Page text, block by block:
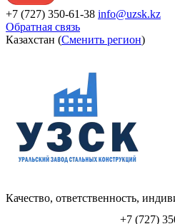
+7 (727) 350-61-38 info@uzsk.kz
Обратная связь
Казахстан (Сменить регион)
Качество, ответственность,
+7 (727)